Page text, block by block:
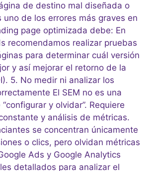
de destino mal diseñada o
uno de los errores más graves en
page optimizada debe: En
recomendamos realizar pruebas
para determinar cuál versión
y así mejorar el retorno de la
5. No medir ni analizar los
El SEM no es una
y olvidar”. Requiere
y análisis de métricas.
se concentran únicamente
o clics, pero olvidan métricas
Ads y Google Analytics
detallados para analizar el